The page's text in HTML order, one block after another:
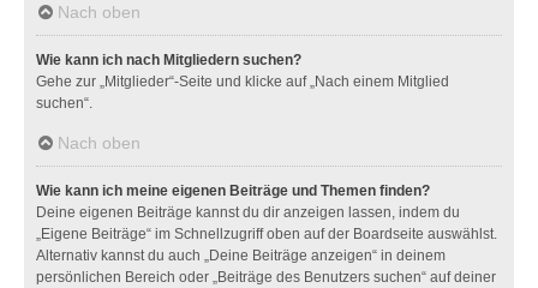
Nach oben
Wie kann ich nach Mitgliedern suchen?
Gehe zur „Mitglieder“-Seite und klicke auf „Nach einem Mitglied
suchen“.
Nach oben
Wie kann ich meine eigenen Beiträge und Themen finden?
Deine eigenen Beiträge kannst du dir anzeigen lassen, indem du
„Eigene Beiträge“ im Schnellzugriff oben auf der Boardseite auswählst.
Alternativ kannst du auch „Deine Beiträge anzeigen“ in deinem
persönlichen Bereich oder „Beiträge des Benutzers suchen“ auf deiner